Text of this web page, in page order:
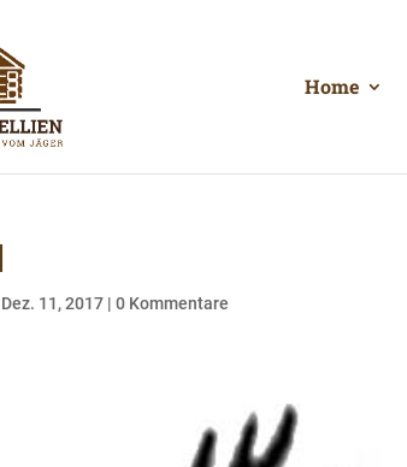
Home
Dez. 11, 2017 |0 Kommentare